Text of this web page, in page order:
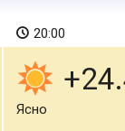
20:00
Ясно